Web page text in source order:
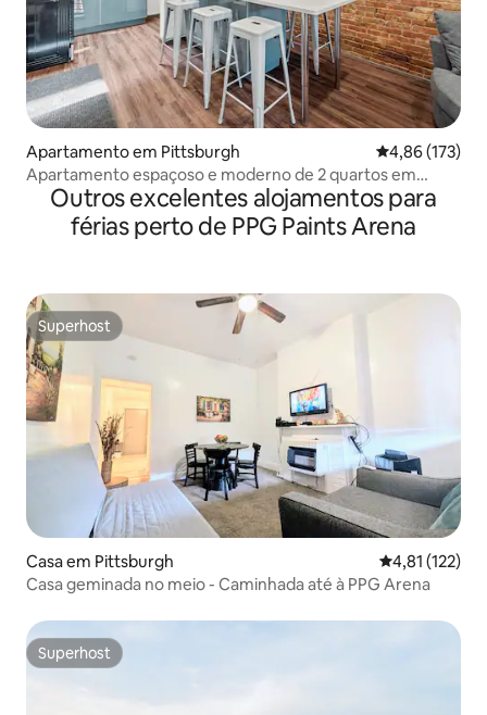
Apartamento em Pittsburgh Classificação
4,86 (173)
Apartamento espaçoso e moderno de 2 quartos em
Pittsburgh
Outros excelentes alojamentos para
férias perto de PPG Paints Arena
Superhost
Superhost
Casa em Pittsburgh Classificação
4,81 (122)
Casa geminada no meio - Caminhada até à PPG Arena
Superhost
Superhost